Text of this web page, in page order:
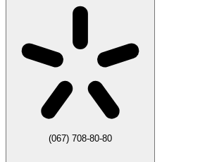
(067) 708-80-80